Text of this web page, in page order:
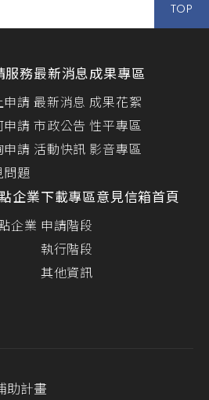
TOP
服務
申請
申請
申請
問題
最新消息
最新消息
市政公告
活動快訊
成果專區
成果花絮
性平專區
影音專區
企業
企業
下載專區
申請階段
執行階段
其他資訊
意見信箱首頁
助計畫